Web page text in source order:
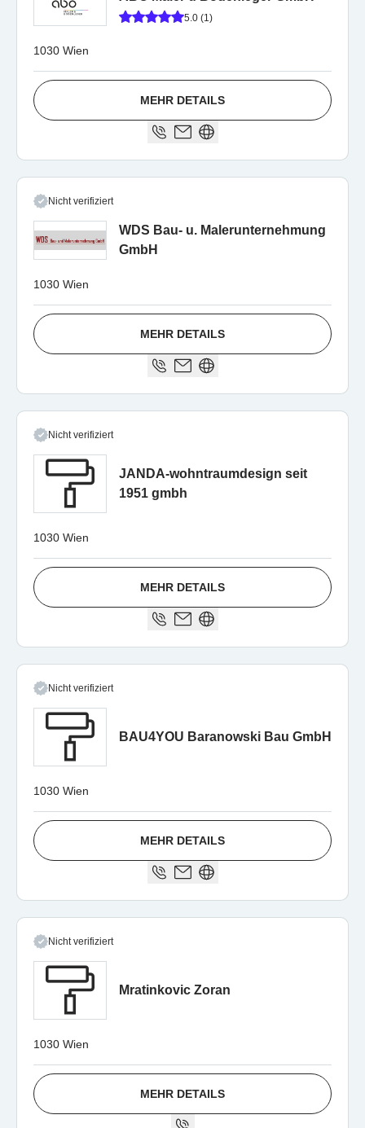
5.0 (1)
1030 Wien
MEHR DETAILS
Nicht verifiziert
WDS Bau- u. Malerunternehmung
GmbH
1030 Wien
MEHR DETAILS
Nicht verifiziert
JANDA-wohntraumdesign seit
1951 gmbh
1030 Wien
MEHR DETAILS
Nicht verifiziert
BAU4YOU Baranowski Bau GmbH
1030 Wien
MEHR DETAILS
Nicht verifiziert
Mratinkovic Zoran
1030 Wien
MEHR DETAILS